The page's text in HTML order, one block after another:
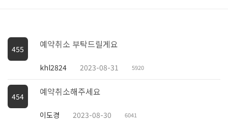
455 예약취소 부탁드릴게요
khl2824 2023-08-31 5920
454 예약취소해주세요
이도경 2023-08-30 6041